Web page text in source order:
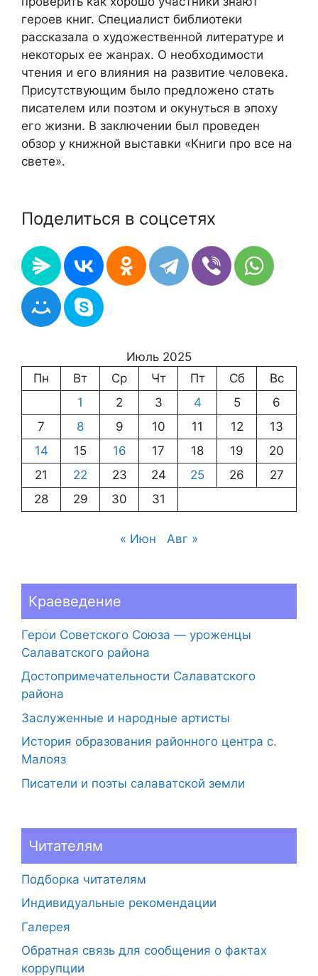
героев книг. Специалист библиотеки
рассказала о художественной литературе и
некоторых ее жанрах. О необходимости
чтения и его влияния на развитие человека.
Присутствующим было предложено стать
писателем или поэтом и окунуться в эпоху
его жизни. В заключении был проведен
обзор у книжной выставки «Книги про все на
свете».
Поделиться в соцсетях
Июль 2025
Пн
Вт Ср Чт Пт Сб
Вс
1
2 3 4 5
6
7
8 9 10 11 12
13
14
15 16 17 18 19
20
21
22 23 24 25 26
27
28
29 30 31
« Июн Авг »
Краеведение
Герои Советского Союза — уроженцы
Салаватского района
Достопримечательности Салаватского
района
Заслуженные и народные артисты
История образования районного центра с.
Малояз
Писатели и поэты салаватской земли
Читателям
Подборка читателям
Индивидуальные рекомендации
Галерея
Обратная связь для сообщения о фактах
коррупции